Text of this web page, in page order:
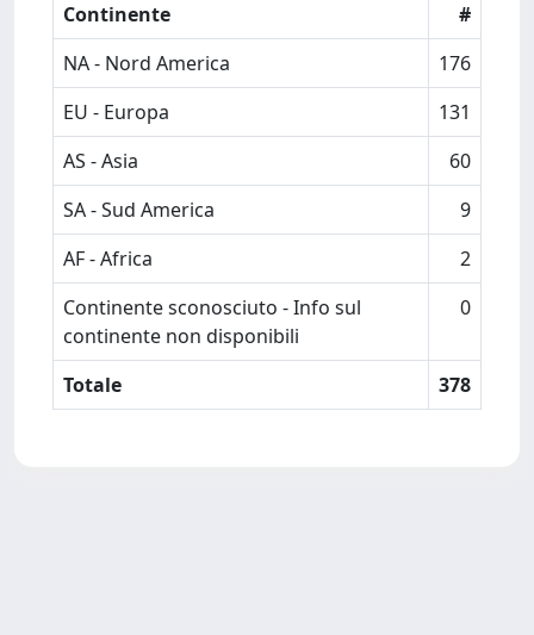
Continente
#
NA - Nord America
176
EU - Europa
131
AS - Asia
60
SA - Sud America
9
AF - Africa
2
Continente sconosciuto - Info sul
continente non disponibili
0
Totale 378